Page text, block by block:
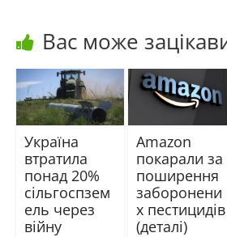
Вас може
Україна
втратила
понад 20%
сільгоспзем
ель через
війну
Amazon
покарали за
поширення
заборонени
х пестицидів
(деталі)